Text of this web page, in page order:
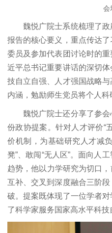
湍流
与复
杂系
统全
国重
点实
验室
省部
级科
技平
台
虚体
会
魏悦广院士系统梳理了
报告的核心要义，重点传达
委员及参加代表团讨论时的
近平总书记重要讲话的深切
技自立自强、人才强国战略
内涵，勉励师生党员将个人科
魏悦广院士还分享了参
份政协提案。针对人才评价“
价机制，为基础研究人才减
凳”、敢闯“无人区”。面向人
趋势，他以力学研究为切口
互补、交叉到深度融合三阶
破。提案既体现了一位学者
了科学家服务国家高水平科技